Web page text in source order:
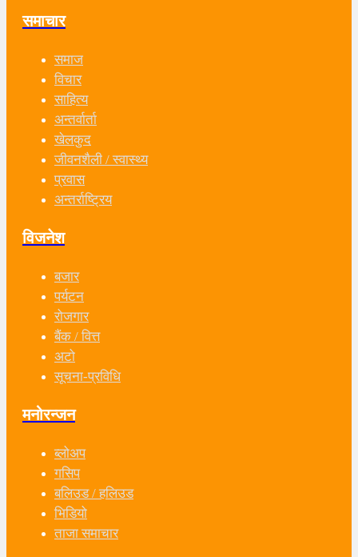
समाचार
समाज
विचार
साहित्य
अन्तर्वार्ता
खेलकुद
जीवनशैली / स्वास्थ्य
प्रवास
अन्तर्राष्ट्रिय
विजनेश
बजार
पर्यटन
रोजगार
बैंक / वित्त
अटो
सूचना-प्रविधि
मनोरन्जन
ब्लोअप
गसिप
बलिउड / हलिउड
भिडियो
ताजा समाचार